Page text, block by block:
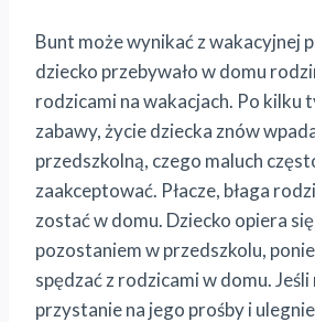
Bunt może wynikać z wakacyjnej
dziecko przebywało w domu
rodzicami na wakacjach. Po kilku
zabawy, życie dziecka znów
przedszkolną, czego maluch
zaakceptować. Płacze, błaga
zostać w domu. Dziecko opiera
pozostaniem w przedszkolu,
spędzać z rodzicami w domu.
przystanie na jego prośby i